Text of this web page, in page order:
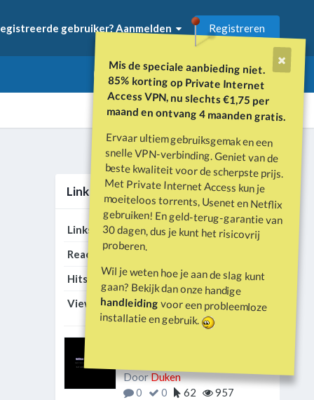
Mis de speciale aanbieding niet.
85% korting op Private Internet
Access VPN, nu slechts €1,75 per
maand en ontvang 4 maanden gratis.
Ervaar ultiem gebruiksgemak en een
snelle VPN-verbinding. Geniet van de
beste kwaliteit voor de scherpste prijs.
Met Private Internet Access kun je
moeiteloos torrents, Usenet en Netflix
gebruiken! En geld-terug-garantie van
30 dagen, dus je kunt het risicovrij
proberen.
Wil je weten hoe je aan de slag kunt
gaan? Bekijk dan onze handige
handleidingvoor een probleemloze
installatie en gebruik.
gebruiker? Aanmelden Registreren
Alle activiteit
Link Statistieken
Links 202
Reacties
Hits 405.975
Views 1.696.911
DoorDuken
0
0 62 957